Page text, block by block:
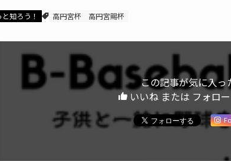
知ろう！ 高円宮杯 高円宮賜杯
この記事が気に入っ
いいね または フォロ